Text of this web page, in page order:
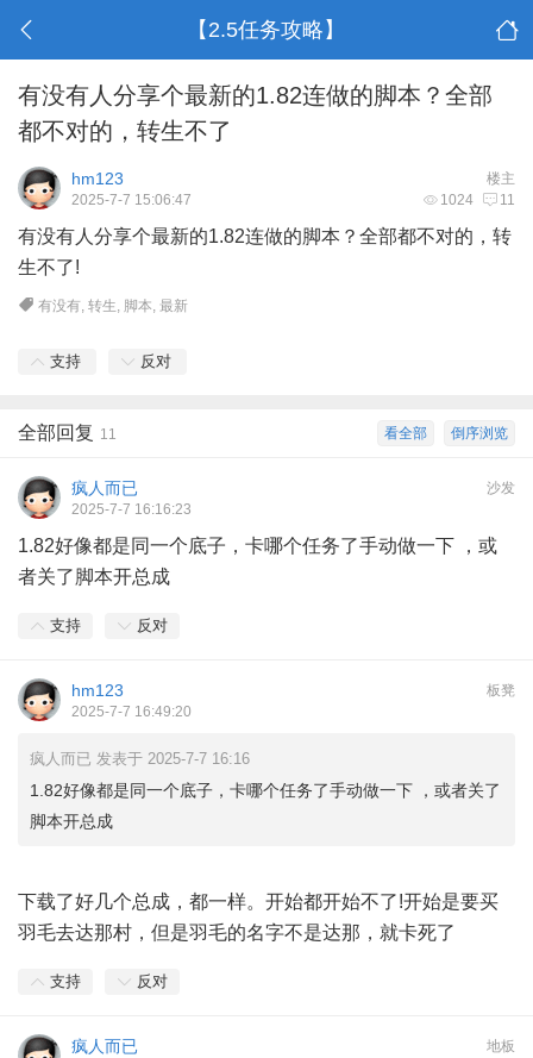
【2.5任务攻略】
有没有人分享个最新的1.82连做的脚本？全部
都不对的，转生不了
楼主
hm123
1024 11
2025-7-7 15:06:47
有没有人分享个最新的1.82连做的脚本？全部都不对的，转
生不了!
有没有,转生, 脚本,最新
支持 反对
倒序浏览
看全部
全部回复 11
沙发
疯人而已
2025-7-7 16:16:23
1.82好像都是同一个底子，卡哪个任务了手动做一下 ，或
者关了脚本开总成
支持 反对
板凳
hm123
2025-7-7 16:49:20
疯人而已 发表于 2025-7-7 16:16
1.82好像都是同一个底子，卡哪个任务了手动做一下 ，或者关了
脚本开总成
下载了好几个总成，都一样。开始都开始不了!开始是要买
羽毛去达那村，但是羽毛的名字不是达那，就卡死了
支持 反对
地板
疯人而已